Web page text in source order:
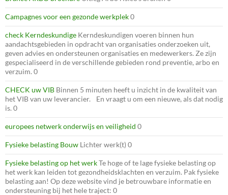
Campagnes voor een gezonde werkplek0
check Kerndeskundige Kerndeskundigen voeren binnen hun
aandachtsgebieden in opdracht van organisaties onderzoeken uit,
geven advies en ondersteunen organisaties en medewerkers. Ze zijn
gespecialiseerd in de verschillende gebieden rond preventie, arbo en
verzuim. 0
CHECK uw VIB Binnen 5 minuten heeft u inzicht in de kwaliteit van
het VIB van uw leverancier. En vraagt u om een nieuwe, als dat nodig
is. 0
europees netwerk onderwijs en veiligheid 0
Fysieke belasting Bouw Lichter werk(t) 0
Fysieke belasting op het werkTe hoge of te lage fysieke belasting op
het werk kan leiden tot gezondheidsklachten en verzuim. Pak fysieke
belasting aan! Op deze website vind je betrouwbare informatie en
ondersteuning bij het hele traject: 0